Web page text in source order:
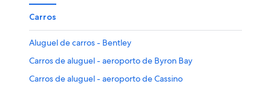
Carros
Aluguel de carros - Bentley
Carros de aluguel - aeroporto de Byron Bay
Carros de aluguel - aeroporto de Cassino